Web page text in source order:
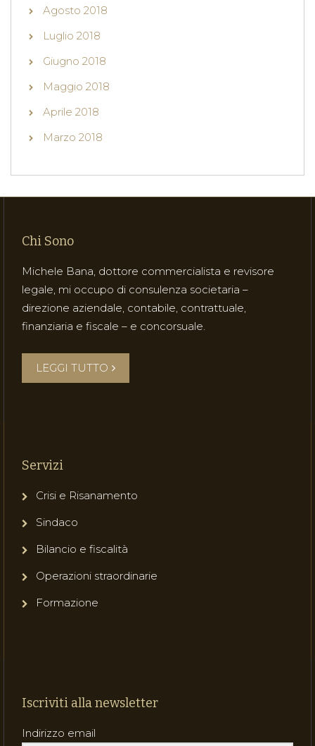
Agosto 2018
Luglio 2018
Giugno 2018
Maggio 2018
Aprile 2018
Marzo 2018
Chi Sono
Michele Bana, dottore commercialista e revisore
legale, mi occupo di consulenza societaria –
direzione aziendale, contabile, contrattuale,
finanziaria e fiscale – e concorsuale.
LEGGI TUTTO
Servizi
Crisi e Risanamento
Sindaco
Bilancio e fiscalità
Operazioni straordinarie
Formazione
Iscriviti alla newsletter
Indirizzo email